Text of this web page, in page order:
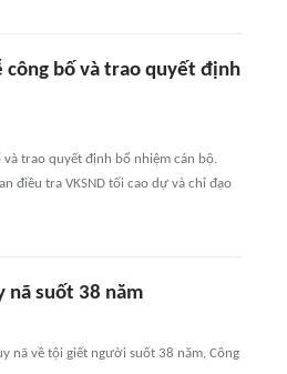
công bố và trao quyết định
và trao quyết định bổ nhiệm cán bộ.
điều tra VKSND tối cao dự và chỉ đạo
suốt 38 năm
nã về tội giết người suốt 38 năm, Công